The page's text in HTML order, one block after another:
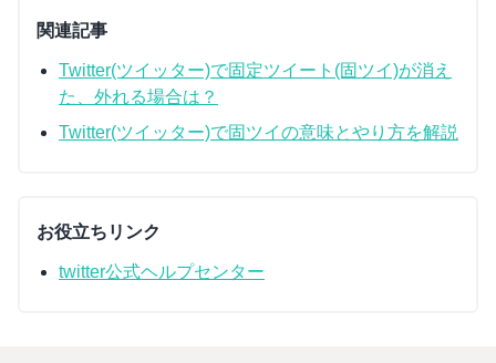
関連記事
Twitter(ツイッター)で固定ツイート(固ツイ)が消え
た、外れる場合は？
Twitter(ツイッター)で固ツイの意味とやり方を解説
お役立ちリンク
twitter公式ヘルプセンター